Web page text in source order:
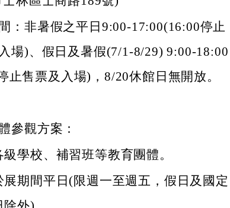
：非暑假之平日9:00-17:00(16:00停止
場)、假日及暑假(7/1-8/29) 9:00-18:00
止售票及入場)，8/20休館日無開放。
參觀方案：
學校、補習班等教育團體。
展期間平日(限週一至週五，假日及國定